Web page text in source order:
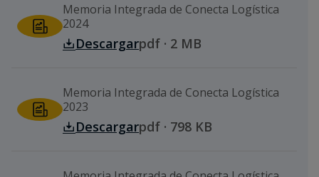
Memoria Integrada de Conecta Logística
2024
Descargarpdf · 2 MB
Memoria Integrada de Conecta Logística
2023
Descargarpdf · 798 KB